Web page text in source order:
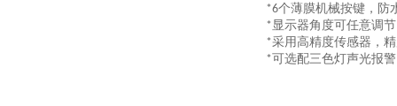
*6个薄膜机械按键，防
*显示器角度可任意调
*采用高精度传感器，
*可选配三色灯声光报